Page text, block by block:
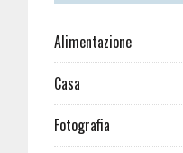
Alimentazione
Casa
Fotografia